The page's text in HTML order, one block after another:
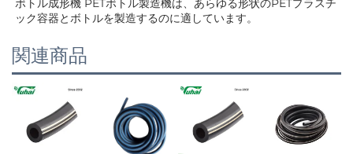
ボトル成形機 PETボトル製造機は、あらゆる形状のPETプラスチ
ック容器とボトルを製造するのに適しています。
関連商品